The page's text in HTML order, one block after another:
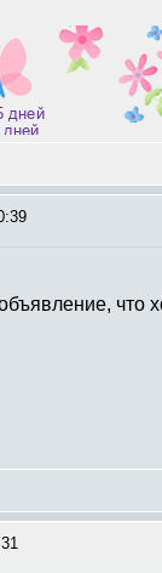
но не
что